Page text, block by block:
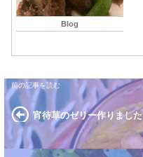
Blog
宵待草のゼリー作りました